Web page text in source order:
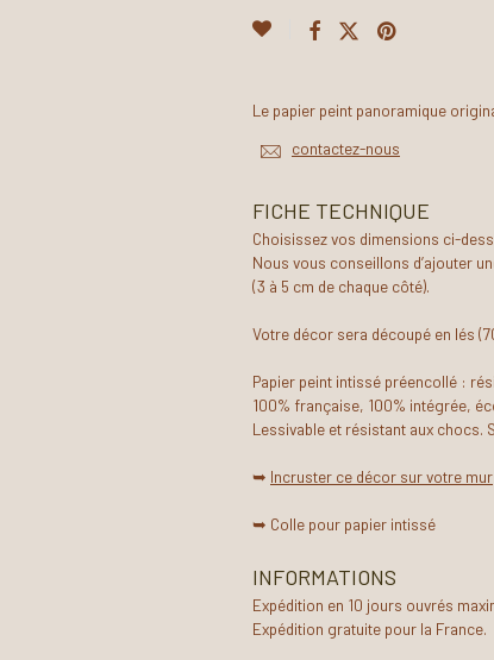
Le papier peint panoramique
contactez-nous
FICHE TECHNIQUE
Choisissez vos dimensions ci-
Nous vous conseillons d’ajouter
(3 à 5 cm de chaque côté).
Votre décor sera découpé en lés
Papier peint intissé préencollé :
100% française, 100% intégrée,
Lessivable et résistant aux chocs.
➥ Incruster ce décor sur votre mur
➥ Colle pour papier intissé
INFORMATIONS
Expédition en 10 jours ouvrés
Expédition gratuite pour la France.